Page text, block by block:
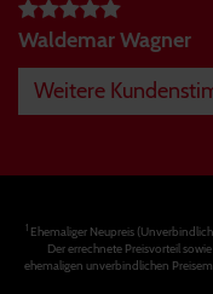
Waldemar Wagner
Weitere
1Ehemaliger Neupreis
Der errechnete Preisvorteil
ehemaligen unverbindlichen